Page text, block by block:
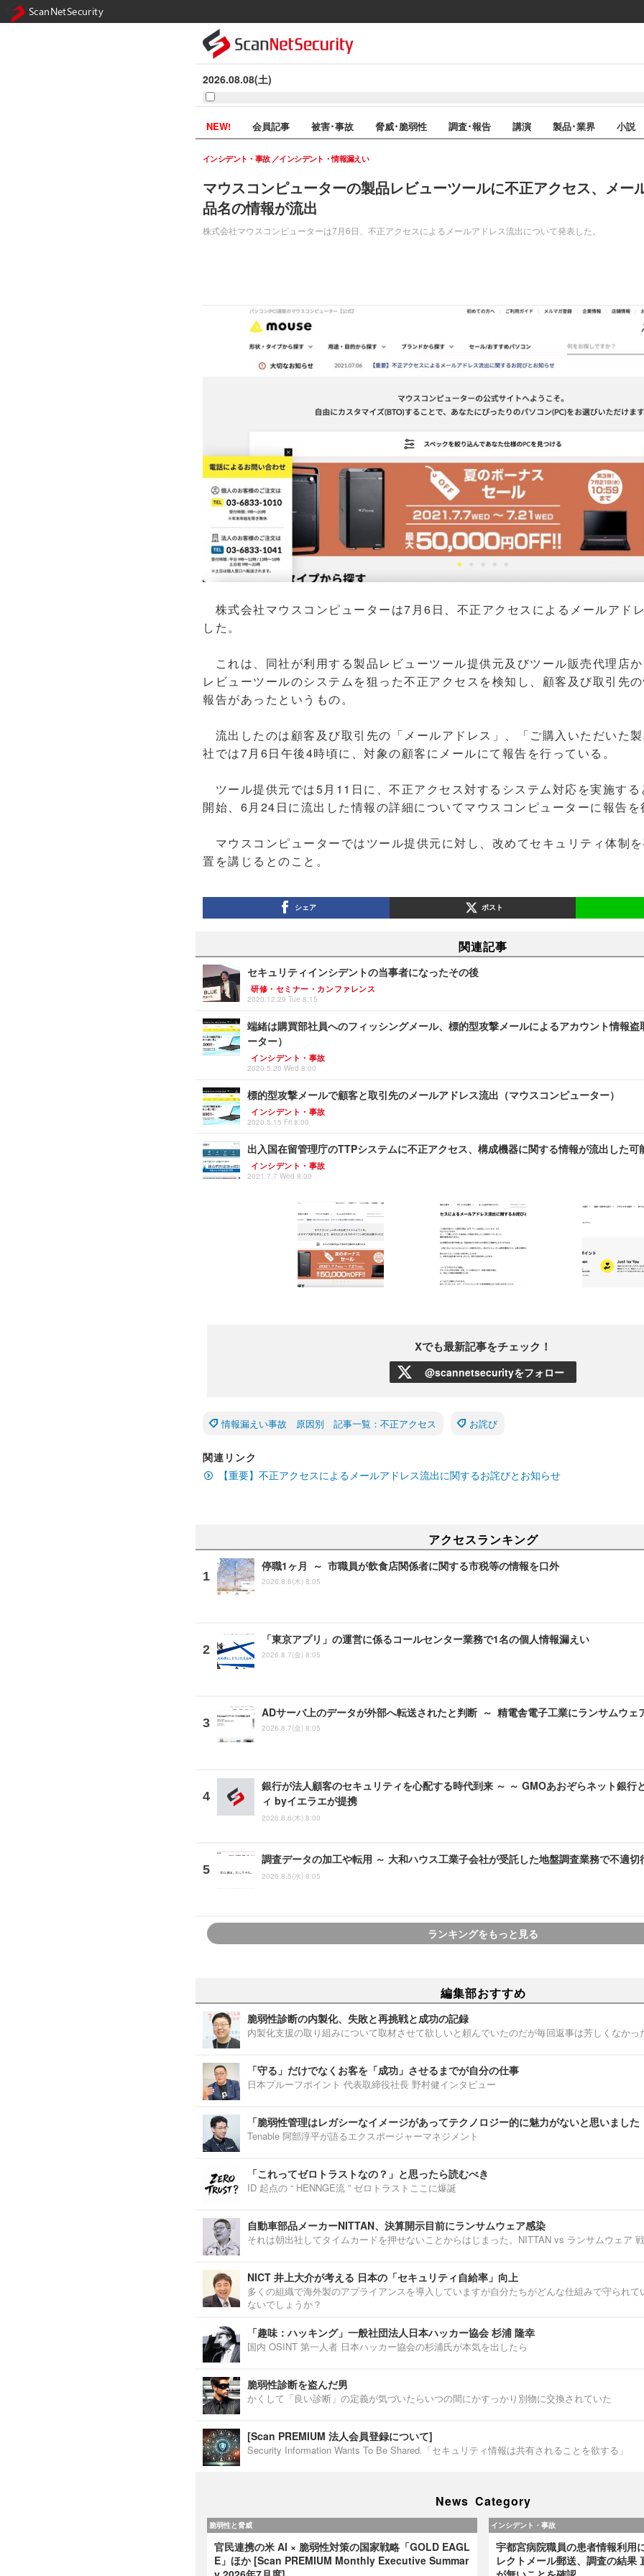
2026.08.08(土)
NEW! 会員記事 被害･事故 脅威･脆弱性 調査･報告 講演 製品･業界 小説
マウスコンピューターの製品レビューツールに不正アクセス、メー
品名の情報が流出
株式会社マウスコンピューターは7月6日、不正アクセスによるメールアドレス流出について発表した。
インシデント・事故 インシデント・情報漏えい
株式会社マウスコンピューターは7月6日、不正アクセスによるメールアド
した。
これは、同社が利用する製品レビューツール提供元及びツール販売代理店
レビューツールのシステムを狙った不正アクセスを検知し、顧客及び取引先
報告があったというもの。
流出したのは顧客及び取引先の「メールアドレス」、「ご購入いただいた
社では7月6日午後4時頃に、対象の顧客にメールにて報告を行っている。
ツール提供元では5月11日に、不正アクセス対するシステム対応を実施する
開始、6月24日に流出した情報の詳細についてマウスコンピューターに報告を
マウスコンピューターではツール提供元に対し、改めてセキュリティ体制
置を講じるとのこと。
シェア ポスト
関連記事
セキュリティインシデントの当事者になったその後
研修・セミナー・カンファレンス
2020.12.29 Tue 8:15
端緒は購買部社員へのフィッシングメール、標的型攻撃メールによるアカウント情報
ーター）
インシデント・事故
2020.5.20 Wed 8:00
標的型攻撃メールで顧客と取引先のメールアドレス流出（マウスコンピューター）
インシデント・事故
2020.5.15 Fri 8:00
出入国在留管理庁のTTPシステムに不正アクセス、構成機器に関する情報が流出した可
インシデント・事故
2021.7.7 Wed 8:00
Xでも最新記事をチェック！
@scannetsecurityをフォロー
情報漏えい事故 原因別 記事一覧：不正アクセス お詫び
関連リンク
【重要】不正アクセスによるメールアドレス流出に関するお詫びとお知らせ
アクセスランキング
停職1ヶ月 ～ 市職員が飲食店関係者に関する市税等の情報を口外
2026.8.6(木) 8:05
「東京アプリ」の運営に係るコールセンター業務で1名の個人情報漏えい
2026.8.7(金) 8:05
ADサーバ上のデータが外部へ転送されたと判断 ～ 精電舎電子工業にランサムウェ
2026.8.7(金) 8:05
銀行が法人顧客のセキュリティを心配する時代到来 ～ ～ GMOあおぞらネット銀行
ィ byイエラエが提携
2026.8.6(木) 8:00
調査データの加工や転用 ～ 大和ハウス工業子会社が受託した地盤調査業務で不適切
2026.8.5(水) 8:05
ランキングをもっと見る
編集部おすすめ
脆弱性診断の内製化、失敗と再挑戦と成功の記録
内製化支援の取り組みについて取材させて欲しいと頼んでいたのだが毎回返事は芳しくなかっ
「守る」だけでなくお客を「成功」させるまでが自分の仕事
日本プルーフポイント 代表取締役社長 野村健インタビュー
「脆弱性管理はレガシーなイメージがあってテクノロジー的に魅力がないと思いました
Tenable 阿部淳平が語るエクスポージャーマネジメント
「これってゼロトラストなの？」と思ったら読むべき
ID 起点の “ HENNGE流 ” ゼロトラストここに爆誕
自動車部品メーカーNITTAN、決算開示目前にランサムウェア感染
それは朝出社してタイムカードを押せないことからはじまった。NITTAN vs ランサムウェア
NICT 井上大介が考える 日本の「セキュリティ自給率」向上
多くの組織で海外製のアプライアンスを導入していますが自分たちがどんな仕組みで守られ
ないでしょうか？
「趣味：ハッキング」一般社団法人日本ハッカー協会 杉浦 隆幸
国内 OSINT 第一人者 日本ハッカー協会の杉浦氏が本気を出したら
脆弱性診断を盗んだ男
かくして「良い診断」の定義が気づいたらいつの間にかすっかり別物に交換されていた
[Scan PREMIUM 法人会員登録について]
Security Information Wants To Be Shared.「セキュリティ情報は共有されることを欲する」
News Category
脆弱性と脅威
官民連携の米 AI × 脆弱性対策の国家戦略「GOLD EAGL
E」ほか [Scan PREMIUM Monthly Executive Summar
インシデント・事故
宇都宮病院職員の患者情報利用
レクトメール郵送、調査の結果
ScanNetSecurity